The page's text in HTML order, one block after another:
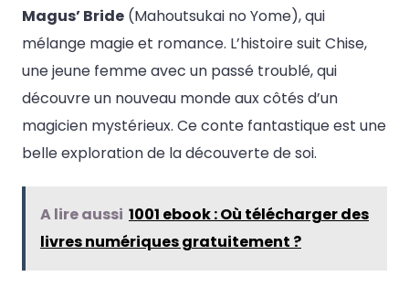
Magus’ Bride (Mahoutsukai no Yome), qui
mélange magie et romance. L’histoire suit Chise,
une jeune femme avec un passé troublé, qui
découvre un nouveau monde aux côtés d’un
magicien mystérieux. Ce conte fantastique est une
belle exploration de la découverte de soi.
A lire aussi 1001 ebook : Où télécharger des
livres numériques gratuitement ?